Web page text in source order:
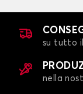
su tutto
nella